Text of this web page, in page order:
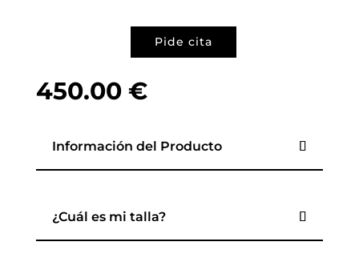
Pide cita
450.00 €
Información del Producto
¿Cuál es mi talla?